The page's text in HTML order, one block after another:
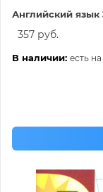
Английский язык
357 руб.
В наличии: есть